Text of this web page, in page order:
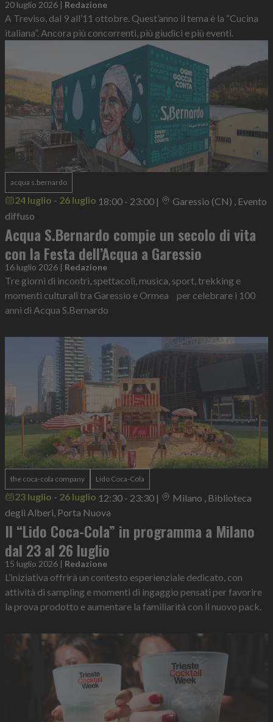
20 luglio 2026 | Redazione
A Treviso, dal 9 all’11 ottobre. Quest’anno il tema è la “Cucina
italiana”. Ancora più concorrenti, più giudici e più eventi.
acqua s.bernardo
24 luglio - 26 luglio 18:00 - 23:00 |
Garessio (CN) , Evento
diffuso
Acqua S.Bernardo compie un secolo di vita
con la Festa dell’Acqua a Garessio
16 luglio 2026 | Redazione
Tre giorni di incontri, spettacoli, musica, sport, trekking e
momenti culturali tra Garessio e Ormea per celebrare i 100
anni di Acqua S.Bernardo
the coca-cola company Lido Coca-Cola
23 luglio - 26 luglio 12:30 - 23:30 |
Milano , Biblioteca
degli Alberi, Porta Nuova
Il “Lido Coca-Cola” in programma a Milano
dal 23 al 26 luglio
15 luglio 2026 | Redazione
L’iniziativa offrirà un contesto esperienziale dedicato, con
attività di sampling e momenti di ingaggio pensati per favorire
la prova prodotto e aumentare la familiarità con il nuovo pack.